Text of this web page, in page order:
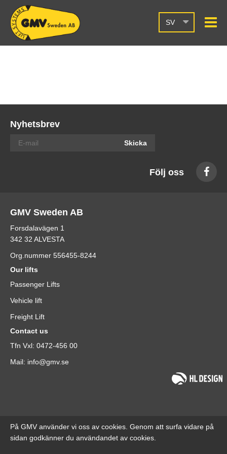
SV
Nyhetsbrev
Skicka
Följ oss
GMV Sweden AB
Forsdalavägen 1
342 32 ALVESTA
Org.nummer 556455-8244
Our lifts
Passenger Lifts
Vehicle lift
Freight Lift
Contact us
Tfn Vxl: 0472-456 00
Mail: info@gmv.se
På GMV använder vi oss av cookies. Genom att surfa vidare på
sidan godkänner du användandet av cookies.